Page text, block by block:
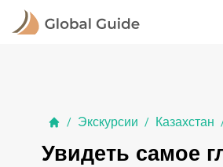
/ Экскурсии / Казахстан
Увидеть самое